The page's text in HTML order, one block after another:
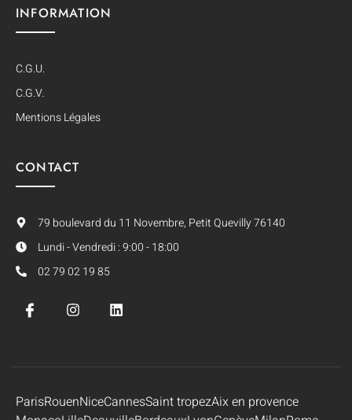
INFORMATION
C.G.U.
C.G.V.
Mentions Légales
CONTACT
79 boulevard du 11 Novembre, Petit Quevilly 76140
Lundi - Vendredi : 9:00 - 18:00
02 79 02 19 85
ParisRouenNiceCannesSaint tropezAix en provence